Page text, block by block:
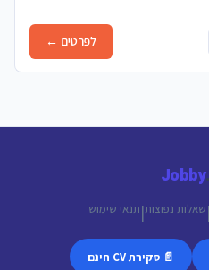
לפרטים ←
Jobby
|שאלות נפוצות|תנאי שימוש
📄 סקירת CV חינם